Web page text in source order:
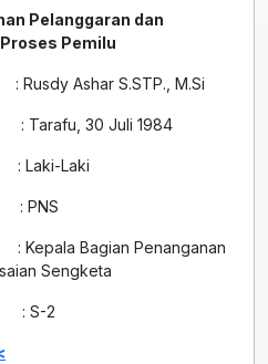
Pelanggaran dan
Pemilu
Ashar S.STP., M.Si
Tarafu, 30 Juli 1984
Laki
Penanganan
Sengketa
: S-2